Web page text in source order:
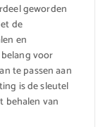
geworden
de
en
voor
te passen aan
is de sleutel
behalen van